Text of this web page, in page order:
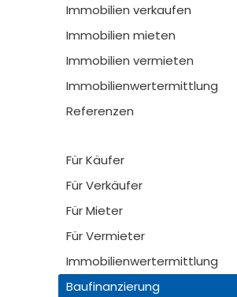
Immobilien verkaufen
Immobilien mieten
Immobilien vermieten
Immobilienwertermittlung
Referenzen
Für Käufer
Für Verkäufer
Für Mieter
Für Vermieter
Immobilienwertermittlung
Baufinanzierung